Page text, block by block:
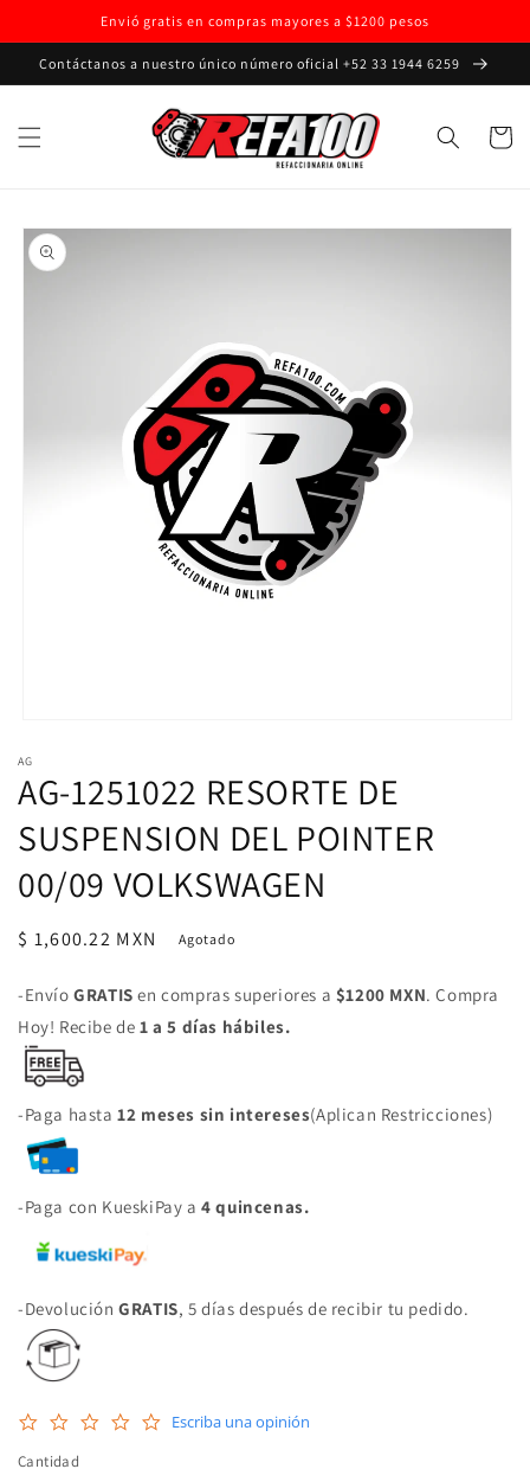
directamente
al contenido
Envió gratis en compras mayores a $1200 pesos
Contáctanos a nuestro único número oficial +52 33 1944 6259
Carrito
directamente
a la
información
multimedia
1
en
ventana
modal
AG
AG-1251022 RESORTE DE
SUSPENSION DEL POINTER
00/09 VOLKSWAGEN
Precio
$ 1,600.22 MXN Agotado
-EnvíoGRATIS en compras superiores a $1200 MXN. Compra
Hoy! Recibe de 1 a 5 días hábiles.
-Paga hasta12 meses sin intereses(Aplican Restricciones)
-Paga con KueskiPay a4 quincenas.
-DevoluciónGRATIS, 5 días después de recibir tu pedido.
0.0
Escriba una opinión
Cantidad